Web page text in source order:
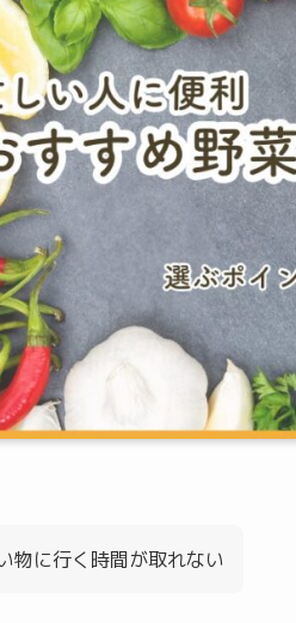
物に行く時間が取れない